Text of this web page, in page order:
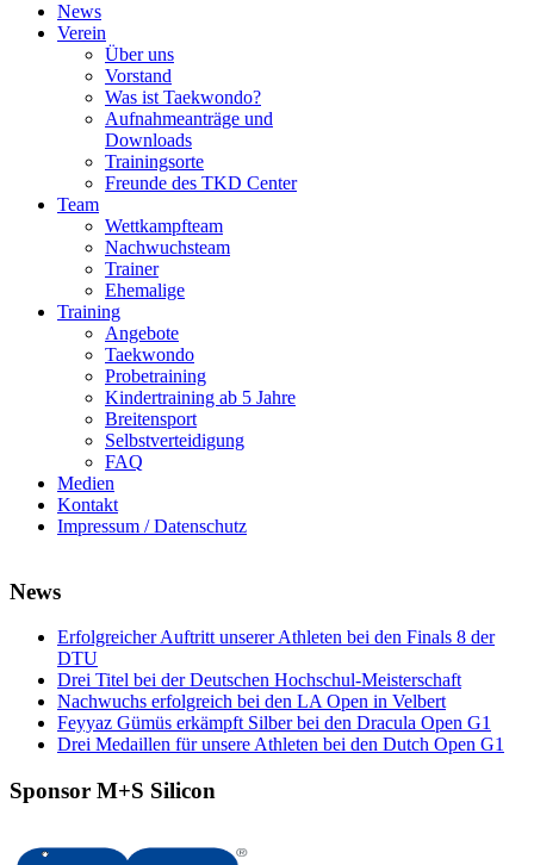
News
Verein
Über uns
Vorstand
Was ist Taekwondo?
Aufnahmeanträge und
Downloads
Trainingsorte
Freunde des TKD Center
Team
Wettkampfteam
Nachwuchsteam
Trainer
Ehemalige
Training
Angebote
Taekwondo
Probetraining
Kindertraining ab 5 Jahre
Breitensport
Selbstverteidigung
FAQ
Medien
Kontakt
Impressum / Datenschutz
News
Erfolgreicher Auftritt unserer Athleten bei den Finals 8 der
DTU
Drei Titel bei der Deutschen Hochschul-Meisterschaft
Nachwuchs erfolgreich bei den LA Open in Velbert
Feyyaz Gümüs erkämpft Silber bei den Dracula Open G1
Drei Medaillen für unsere Athleten bei den Dutch Open G1
Sponsor M+S Silicon